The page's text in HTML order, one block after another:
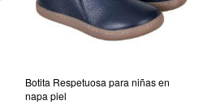
Botita Respetuosa para niñas en
napa piel